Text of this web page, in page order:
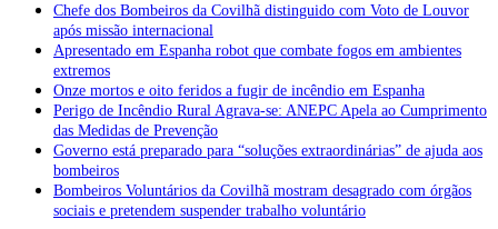
Chefe dos Bombeiros da Covilhã distinguido com Voto de Louvor
após missão internacional
Apresentado em Espanha robot que combate fogos em ambientes
extremos
Onze mortos e oito feridos a fugir de incêndio em Espanha
Perigo de Incêndio Rural Agrava-se: ANEPC Apela ao Cumprimento
das Medidas de Prevenção
Governo está preparado para “soluções extraordinárias” de ajuda aos
bombeiros
Bombeiros Voluntários da Covilhã mostram desagrado com órgãos
sociais e pretendem suspender trabalho voluntário